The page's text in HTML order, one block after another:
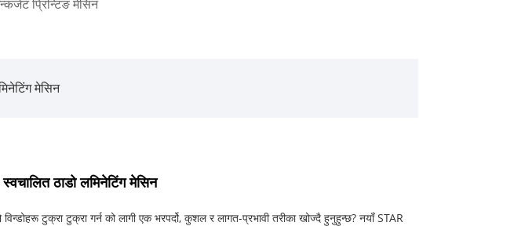
प्रिन्टिङ मेसिन
मेसिन
ठाडो लमिनेटिंग मेसिन
विन्डोहरू टुक्रा टुक्रा गर्न को लागी एक भरपर्दो, कुशल र लागत-प्रभावी तरीका खोज्दै हुनुहुन्छ? नयाँ STAR